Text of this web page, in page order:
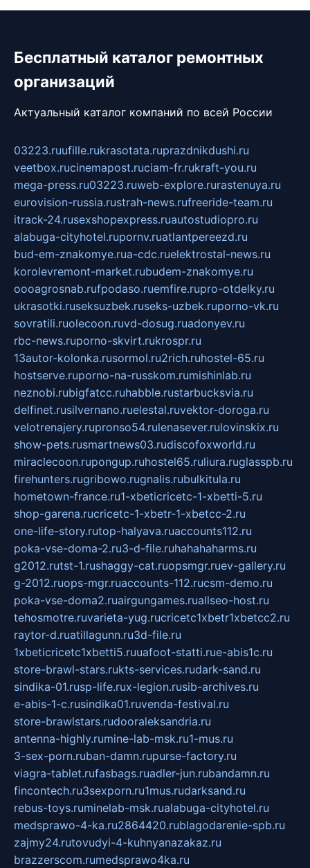
Бесплатный каталог ремонтных
организаций
Актуальный каталог компаний по всей России
03223.ruufille.rukrasotata.ruprazdnikdushi.ru
veetbox.rucinemapost.ruciam-fr.rukraft-you.ru
mega-press.ru03223.ruweb-explore.rurastenuya.ru
eurovision-russia.rustrah-news.rufreeride-team.ru
itrack-24.rusexshopexpress.ruautostudiopro.ru
alabuga-cityhotel.rupornv.ruatlantpereezd.ru
bud-em-znakomye.rua-cdc.ruelektrostal-news.ru
korolevremont-market.rubudem-znakomye.ru
oooagrosnab.rufpodaso.ruemfire.rupro-otdelky.ru
ukrasotki.ruseksuzbek.ruseks-uzbek.ruporno-vk.ru
sovratili.ruolecoon.ruvd-dosug.ruadonyev.ru
rbc-news.ruporno-skvirt.rukrospr.ru
13autor-kolonka.rusormol.ru2rich.ruhostel-65.ru
hostserve.ruporno-na-russkom.rumishinlab.ru
neznobi.rubigfatcc.ruhabble.rustarbucksvia.ru
delfinet.rusilvernano.ruelestal.ruvektor-doroga.ru
velotrenajery.rupronso54.rulenasever.rulovinskix.ru
show-pets.rusmartnews03.rudiscofoxworld.ru
miraclecoon.rupongup.ruhostel65.ruliura.ruglasspb.ru
firehunters.rugribowo.rugnalis.rubulkitula.ru
hometown-france.ru1-xbeticricetc-1-xbetti-5.ru
shop-garena.rucricetc-1-xbetr-1-xbetcc-2.ru
one-life-story.rutop-halyava.ruaccounts112.ru
poka-vse-doma-2.ru3-d-file.ruhahahaharms.ru
g2012.rutst-1.rushaggy-cat.ruopsmgr.ruev-gallery.ru
g-2012.ruops-mgr.ruaccounts-112.rucsm-demo.ru
poka-vse-doma2.ruairgungames.ruallseo-host.ru
tehosmotre.ruvarieta-yug.rucricetc1xbetr1xbetcc2.ru
raytor-d.ruatillagunn.ru3d-file.ru
1xbeticricetc1xbetti5.ruuafoot-statti.rue-abis1c.ru
store-brawl-stars.rukts-services.rudark-sand.ru
sindika-01.rusp-life.rux-legion.rusib-archives.ru
e-abis-1-c.rusindika01.ruvenda-festival.ru
store-brawlstars.rudooraleksandria.ru
antenna-highly.rumine-lab-msk.ru1-mus.ru
3-sex-porn.ruban-damn.rupurse-factory.ru
viagra-tablet.rufasbags.ruadler-jun.rubandamn.ru
fincontech.ru3sexporn.ru1mus.rudarksand.ru
rebus-toys.ruminelab-msk.rualabuga-cityhotel.ru
medsprawo-4-ka.ru2864420.rublagodarenie-spb.ru
zajmy24.rutovudyi-4-kuhnyanazakaz.ru
brazzerscom.rumedsprawo4ka.ru